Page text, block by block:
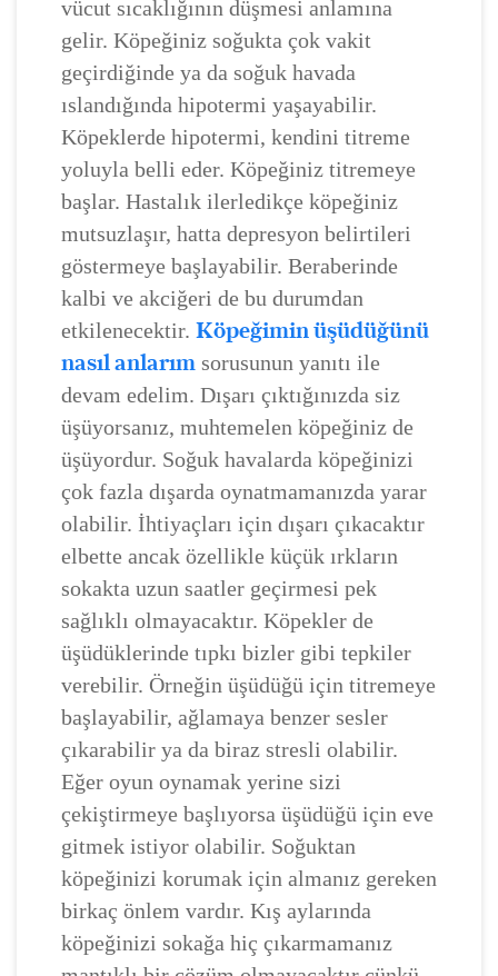
vücut sıcaklığının düşmesi anlamına
gelir. Köpeğiniz soğukta çok vakit
geçirdiğinde ya da soğuk havada
ıslandığında hipotermi yaşayabilir.
Köpeklerde hipotermi, kendini titreme
yoluyla belli eder. Köpeğiniz titremeye
başlar. Hastalık ilerledikçe köpeğiniz
mutsuzlaşır, hatta depresyon belirtileri
göstermeye başlayabilir. Beraberinde
kalbi ve akciğeri de bu durumdan
etkilenecektir. Köpeğimin üşüdüğünü
nasıl anlarım sorusunun yanıtı ile
devam edelim. Dışarı çıktığınızda siz
üşüyorsanız, muhtemelen köpeğiniz de
üşüyordur. Soğuk havalarda köpeğinizi
çok fazla dışarda oynatmamanızda yarar
olabilir. İhtiyaçları için dışarı çıkacaktır
elbette ancak özellikle küçük ırkların
sokakta uzun saatler geçirmesi pek
sağlıklı olmayacaktır. Köpekler de
üşüdüklerinde tıpkı bizler gibi tepkiler
verebilir. Örneğin üşüdüğü için titremeye
başlayabilir, ağlamaya benzer sesler
çıkarabilir ya da biraz stresli olabilir.
Eğer oyun oynamak yerine sizi
çekiştirmeye başlıyorsa üşüdüğü için eve
gitmek istiyor olabilir. Soğuktan
köpeğinizi korumak için almanız gereken
birkaç önlem vardır. Kış aylarında
köpeğinizi sokağa hiç çıkarmamanız